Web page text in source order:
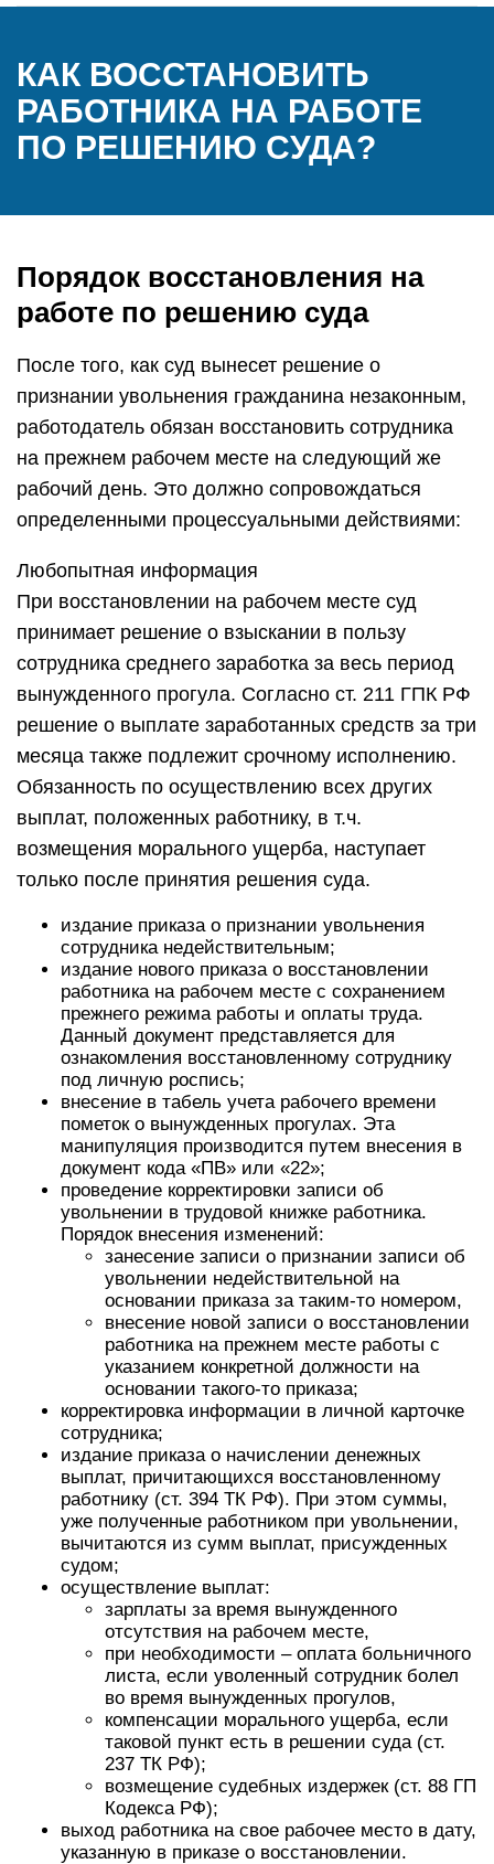
КАК ВОССТАНОВИТЬ
РАБОТНИКА НА РАБОТЕ
ПО РЕШЕНИЮ СУДА?
Порядок восстановления на
работе по решению суда
После того, как суд вынесет решение о
признании увольнения гражданина незаконным,
работодатель обязан восстановить сотрудника
на прежнем рабочем месте на следующий же
рабочий день. Это должно сопровождаться
определенными процессуальными действиями:
Любопытная информация
При восстановлении на рабочем месте суд
принимает решение о взыскании в пользу
сотрудника среднего заработка за весь период
вынужденного прогула. Согласно ст. 211 ГПК РФ
решение о выплате заработанных средств за три
месяца также подлежит срочному исполнению.
Обязанность по осуществлению всех других
выплат, положенных работнику, в т.ч.
возмещения морального ущерба, наступает
только после принятия решения суда.
издание приказа о признании увольнения
сотрудника недействительным;
издание нового приказа о восстановлении
работника на рабочем месте с сохранением
прежнего режима работы и оплаты труда.
Данный документ представляется для
ознакомления восстановленному сотруднику
под личную роспись;
внесение в табель учета рабочего времени
пометок о вынужденных прогулах. Эта
манипуляция производится путем внесения в
документ кода «ПВ» или «22»;
проведение корректировки записи об
увольнении в трудовой книжке работника.
Порядок внесения изменений:
занесение записи о признании записи об
увольнении недействительной на
основании приказа за таким-то номером,
внесение новой записи о восстановлении
работника на прежнем месте работы с
указанием конкретной должности на
основании такого-то приказа;
корректировка информации в личной карточке
сотрудника;
издание приказа о начислении денежных
выплат, причитающихся восстановленному
работнику (ст. 394 ТК РФ). При этом суммы,
уже полученные работником при увольнении,
вычитаются из сумм выплат, присужденных
судом;
осуществление выплат:
зарплаты за время вынужденного
отсутствия на рабочем месте,
при необходимости – оплата больничного
листа, если уволенный сотрудник болел
во время вынужденных прогулов,
компенсации морального ущерба, если
таковой пункт есть в решении суда (ст.
237 ТК РФ);
возмещение судебных издержек (ст. 88 ГП
Кодекса РФ);
выход работника на свое рабочее место в дату,
указанную в приказе о восстановлении.